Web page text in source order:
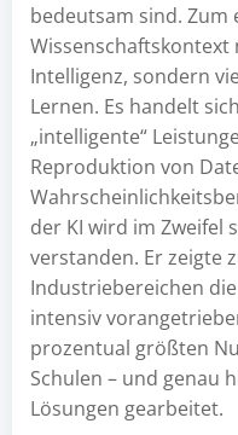
bedeutsam sind.
Intelligenz, sondern
Lernen. Es handelt
„intelligente“
Reproduktion von
der KI wird im Zweifel
verstanden. Er zeigte
Industriebereichen
intensiv
prozentual größten
Schulen – und genau
Lösungen gearbeitet.